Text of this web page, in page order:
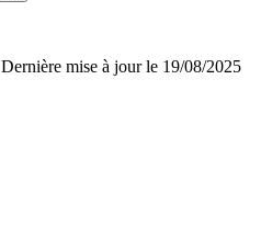
Dernière mise à jour le 19/08/2025